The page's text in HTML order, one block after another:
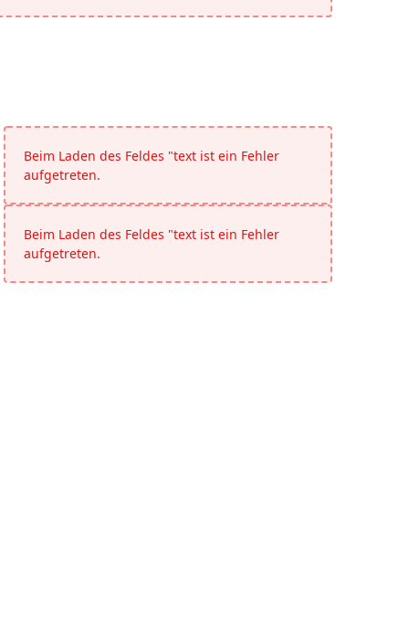
Beim Laden des Feldes "text ist ein Fehler
aufgetreten.
Beim Laden des Feldes "text ist ein Fehler
aufgetreten.